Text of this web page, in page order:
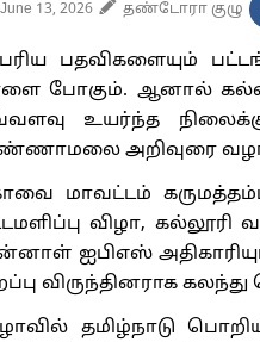
June 13, 2026 தண்டோரா குழு
பதவிகளையும்
போகும். ஆனால்
உயர்ந்த
அறிவுரை
மாவட்டம்
விழா,
ஐபிஎஸ்
விருந்தினராக
தமிழ்நாடு